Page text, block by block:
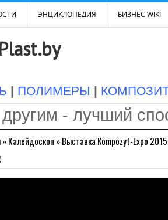
ЭНЦИКЛОПЕДИЯ БИЗНЕС WIKI
| ПОЛИМЕРЫ |
- лучший
»Калейдоскоп »Выставка Kompozyt-Expo